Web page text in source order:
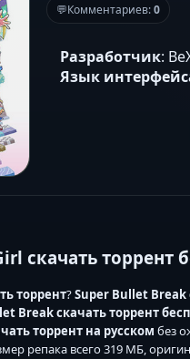
💬Комментариев:0
Разработчик:
Язык
скачать торрент
торрент?Super Bullet Break
Break скачать торрент
торрент на русском без
репака всего 319 МБ,